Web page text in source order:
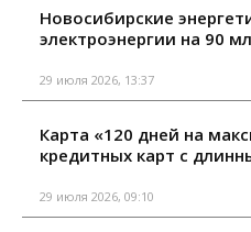
Новосибирские
электроэнергии на 90
29 июля 2026, 13:37
Карта «120 дней на
кредитных карт с
29 июля 2026, 09:10